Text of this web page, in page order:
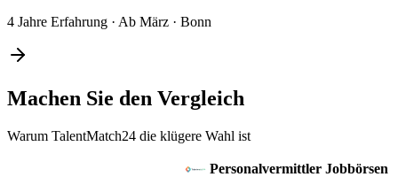
4 Jahre Erfahrung · Ab März · Bonn
Machen Sie den Vergleich
Warum TalentMatch24 die klügere Wahl ist
Personalvermittler Jobbörsen